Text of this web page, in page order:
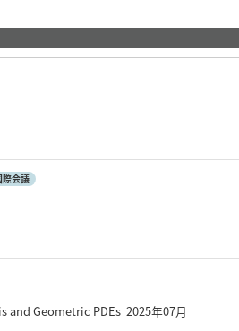
際会議
Geometric PDEs 2025年07月